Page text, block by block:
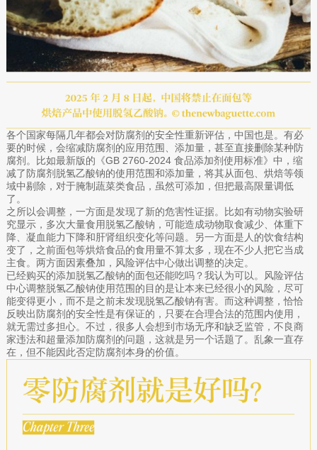
各个国家每隔几年都会对防腐剂的安全性重新评估，中国也是。有必
要的时候，会缩减防腐剂的应用范围、添加量，甚至直接删除某种防
腐剂。比如最新版的《GB 2760-2024 食品添加剂使用标准》中，缩
减了防腐剂脱氢乙酸钠的使用范围和添加量，将其从面包、烘焙等领
域中剔除，对于腌制蔬菜类食品，虽然可添加，但把最高限量调低
了。
之所以会调整，一方面是发现了新的危害性证据。比如有动物实验研
究显示，多次大量食用脱氢乙酸钠，可能造成动物取食减少、体重下
降、凝血能力下降和肝肾组织变化等问题。另一方面是人的饮食结构
变了，之前面包等烘焙食品的食用量不算太多，现在不少人把它当成
主食。两方面因素叠加，风险评估中心做出调整的决定。
已经购买的添加脱氢乙酸钠的面包还能吃吗？我认为可以。风险评估
中心调整脱氢乙酸钠使用范围的目的是让本来已经很小的风险，尽可
能变得更小，而不是之前未发现脱氢乙酸钠有害。而这种调整，恰恰
反映出防腐剂的安全性是有保证的，只要在合理合法的范围内使用，
就无需过多担心。不过，很多人会想到市场无序和缺乏监管，不良商
家违法和超量添加防腐剂的问题，这就是另一个话题了。乱象一直存
在，但不能因此否定防腐剂本身的价值。